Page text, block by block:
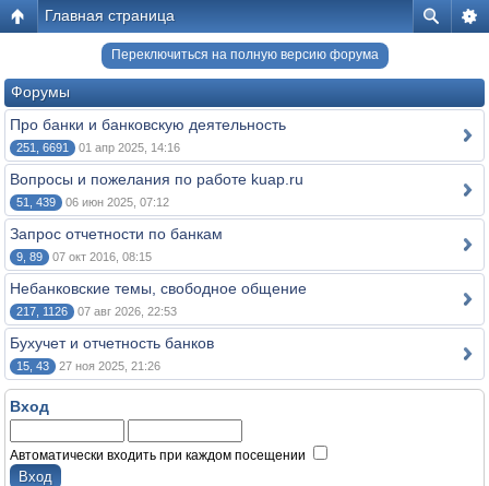
Главная страница
Переключиться на полную версию форума
Форумы
Про банки и банковскую деятельность
251, 6691 01 апр 2025, 14:16
Вопросы и пожелания по работе kuap.ru
51, 439 06 июн 2025, 07:12
Запрос отчетности по банкам
9, 89 07 окт 2016, 08:15
Небанковские темы, свободное общение
217, 1126 07 авг 2026, 22:53
Бухучет и отчетность банков
15, 43 27 ноя 2025, 21:26
Вход
Автоматически входить при каждом посещении